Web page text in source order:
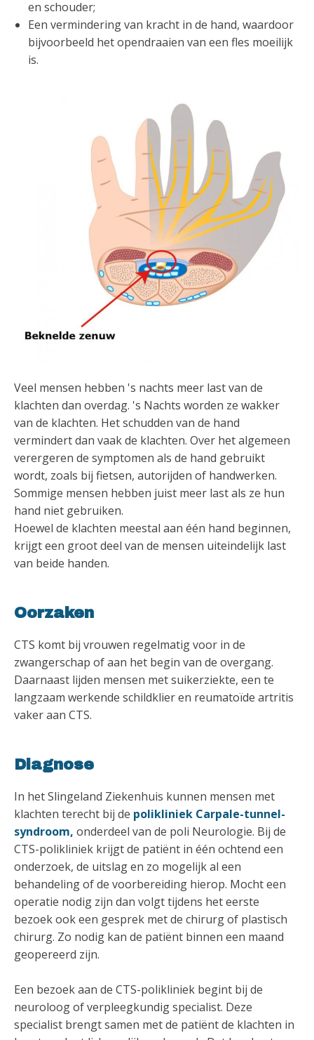
en schouder;
Een vermindering van kracht in de hand, waardoor
bijvoorbeeld het opendraaien van een fles moeilijk
is.
Veel mensen hebben 's nachts meer last van de
klachten dan overdag. 's Nachts worden ze wakker
van de klachten. Het schudden van de hand
vermindert dan vaak de klachten. Over het algemeen
verergeren de symptomen als de hand gebruikt
wordt, zoals bij fietsen, autorijden of handwerken.
Sommige mensen hebben juist meer last als ze hun
hand niet gebruiken.
Hoewel de klachten meestal aan één hand beginnen,
krijgt een groot deel van de mensen uiteindelijk last
van beide handen.
Oorzaken
CTS komt bij vrouwen regelmatig voor in de
zwangerschap of aan het begin van de overgang.
Daarnaast lijden mensen met suikerziekte, een te
langzaam werkende schildklier en reumatoïde artritis
vaker aan CTS.
Diagnose
In het Slingeland Ziekenhuis kunnen mensen met
klachten terecht bij de polikliniek Carpale-tunnel-
syndroom, onderdeel van de poli Neurologie. Bij de
CTS-polikliniek krijgt de patiënt in één ochtend een
onderzoek, de uitslag en zo mogelijk al een
behandeling of de voorbereiding hierop. Mocht een
operatie nodig zijn dan volgt tijdens het eerste
bezoek ook een gesprek met de chirurg of plastisch
chirurg. Zo nodig kan de patiënt binnen een maand
geopereerd zijn.
Een bezoek aan de CTS-polikliniek begint bij de
neuroloog of verpleegkundig specialist. Deze
specialist brengt samen met de patiënt de klachten in